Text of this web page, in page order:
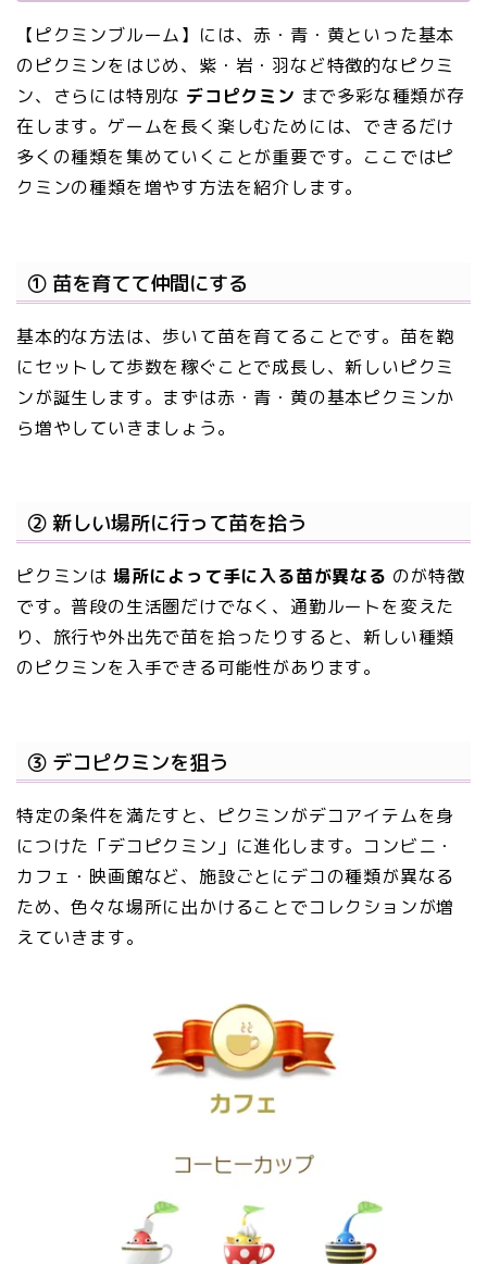
【ピクミンブルーム】には、赤・青・黄といった基本
のピクミンをはじめ、紫・岩・羽など特徴的なピクミ
ン、さらには特別な デコピクミン まで多彩な種類が存
在します。ゲームを長く楽しむためには、できるだけ
多くの種類を集めていくことが重要です。ここではピ
クミンの種類を増やす方法を紹介します。
① 苗を育てて仲間にする
基本的な方法は、歩いて苗を育てることです。苗を鞄
にセットして歩数を稼ぐことで成長し、新しいピクミ
ンが誕生します。まずは赤・青・黄の基本ピクミンか
ら増やしていきましょう。
② 新しい場所に行って苗を拾う
ピクミンは 場所によって手に入る苗が異なる のが特徴
です。普段の生活圏だけでなく、通勤ルートを変えた
り、旅行や外出先で苗を拾ったりすると、新しい種類
のピクミンを入手できる可能性があります。
③ デコピクミンを狙う
特定の条件を満たすと、ピクミンがデコアイテムを身
につけた「デコピクミン」に進化します。コンビニ・
カフェ・映画館など、施設ごとにデコの種類が異なる
ため、色々な場所に出かけることでコレクションが増
えていきます。